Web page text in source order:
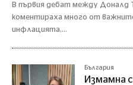
В първия дебат между Доналд
коментираха много от
инфлацията,...
България
Измамна